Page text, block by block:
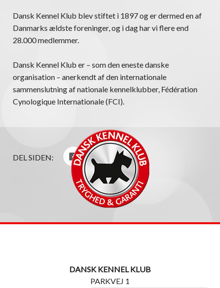
Dansk Kennel Klub blev stiftet i 1897 og er dermed en af
Danmarks ældste foreninger, og i dag har vi flere end
28.000 medlemmer.
Dansk Kennel Klub er – som den eneste danske
organisation – anerkendt af den internationale
sammenslutning af nationale kennelklubber, Fédération
Cynologique Internationale (FCI).
DEL SIDEN:
DANSK KENNEL KLUB
PARKVEJ 1